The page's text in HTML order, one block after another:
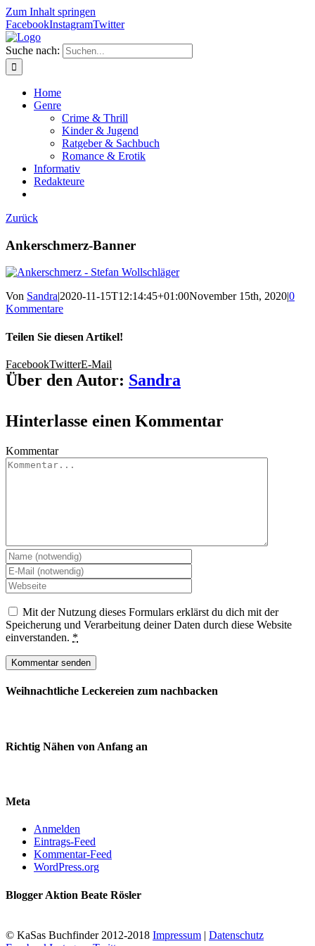
Zum Inhalt springen
FacebookInstagramTwitter
Suche nach:
Home
Genre
Crime & Thrill
Kinder & Jugend
Ratgeber & Sachbuch
Romance & Erotik
Informativ
Redakteure
Zurück
Ankerschmerz-Banner
Von Sandra|2020-11-15T12:14:45+01:00November 15th, 2020|0
Kommentare
Teilen Sie diesen Artikel!
FacebookTwitterE-Mail
Über den Autor: Sandra
Hinterlasse einen Kommentar
Kommentar
Mit der Nutzung dieses Formulars erklärst du dich mit der
Speicherung und Verarbeitung deiner Daten durch diese Website
einverstanden. *
Weihnachtliche Leckereien zum nachbacken
Richtig Nähen von Anfang an
Meta
Anmelden
Eintrags-Feed
Kommentar-Feed
WordPress.org
Blogger Aktion Beate Rösler
© KaSas Buchfinder 2012-2018 Impressum | Datenschutz